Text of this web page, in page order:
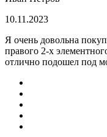
10.11.2023
Я очень довольна
правого 2-х
отлично подошел под